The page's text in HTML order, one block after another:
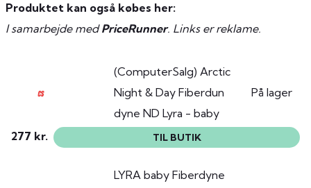
Produktet kan også købes her:
I samarbejde medPriceRunner. Links er reklame.
(ComputerSalg) Arctic
Night & Day Fiberdun
dyne ND Lyra - baby
På lager
277 kr. TIL BUTIK
LYRA baby Fiberdyne